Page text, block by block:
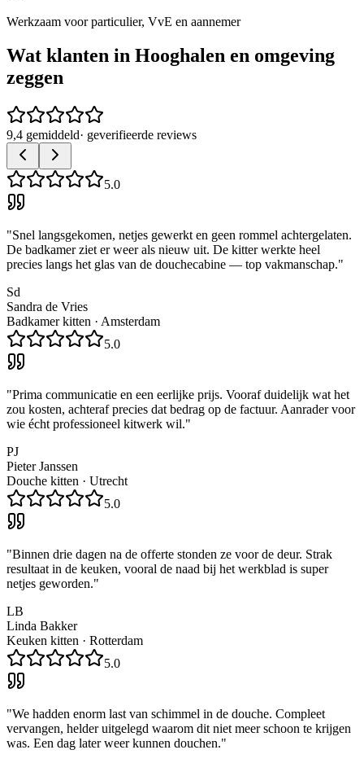
Werkzaam voor particulier, VvE en aannemer
Wat klanten in Hooghalen en omgeving
zeggen
9,4 gemiddeld· geverifieerde reviews
5.0
"Snel langsgekomen, netjes gewerkt en geen rommel achtergelaten.
De badkamer ziet er weer als nieuw uit. De kitter werkte heel
precies langs het glas van de douchecabine — top vakmanschap."
Sd
Sandra de Vries
Badkamer kitten · Amsterdam
5.0
"Prima communicatie en een eerlijke prijs. Vooraf duidelijk wat het
zou kosten, achteraf precies dat bedrag op de factuur. Aanrader voor
wie écht professioneel kitwerk wil."
PJ
Pieter Janssen
Douche kitten · Utrecht
5.0
"Binnen drie dagen na de offerte stonden ze voor de deur. Strak
resultaat in de keuken, vooral de naad bij het werkblad is super
netjes geworden."
LB
Linda Bakker
Keuken kitten · Rotterdam
5.0
"We hadden enorm last van schimmel in de douche. Compleet
vervangen, helder uitgelegd waarom dit niet meer schoon te krijgen
was. Een dag later weer kunnen douchen."